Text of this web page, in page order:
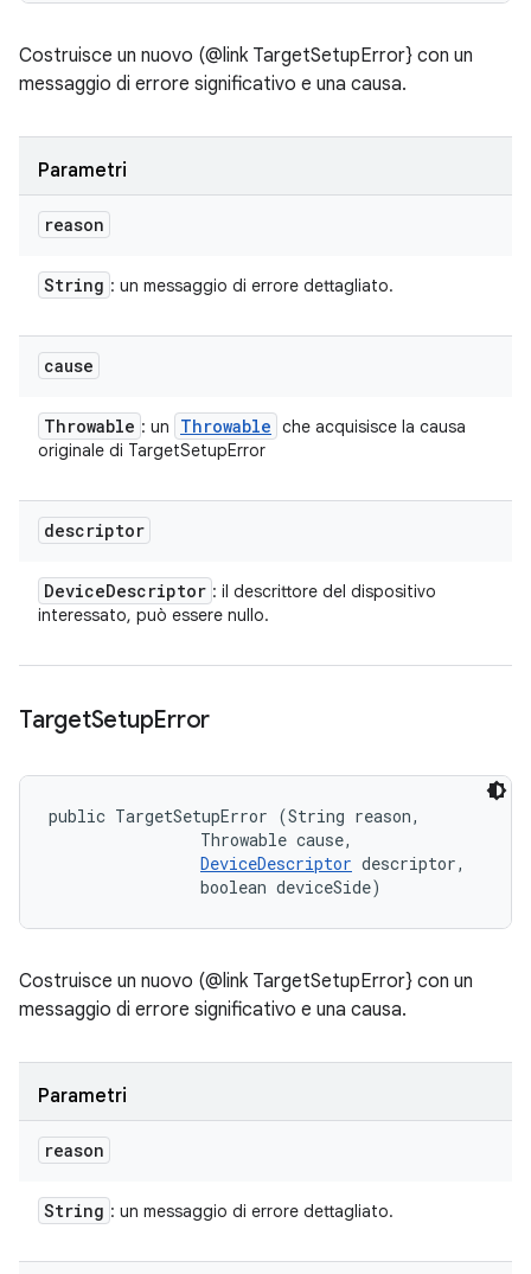
Costruisce un nuovo (@link TargetSetupError} con un
messaggio di errore significativo e una causa.
Parametri
reason
String : un messaggio di errore dettagliato.
cause
Throwable : un Throwable che acquisisce la causa
originale di TargetSetupError
descriptor
DeviceDescriptor : il descrittore del dispositivo
interessato, può essere nullo.
TargetSetupError
public TargetSetupError (String reason,
                Throwable cause,
DeviceDescriptor descriptor,
                boolean deviceSide)
Costruisce un nuovo (@link TargetSetupError} con un
messaggio di errore significativo e una causa.
Parametri
reason
String : un messaggio di errore dettagliato.